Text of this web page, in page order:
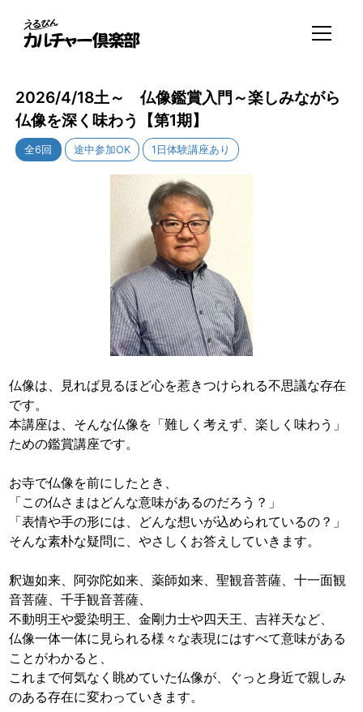
2026/4/18土～ 仏像鑑賞入門～楽しみながら
仏像を深く味わう【第1期】
全6回 途中参加OK 1日体験講座あり
仏像は、見れば見るほど心を惹きつけられる不思議な存在
です。
本講座は、そんな仏像を「難しく考えず、楽しく味わう」
ための鑑賞講座です。
お寺で仏像を前にしたとき、
「この仏さまはどんな意味があるのだろう？」
「表情や手の形には、どんな想いが込められているの？」
そんな素朴な疑問に、やさしくお答えしていきます。
釈迦如来、阿弥陀如来、薬師如来、聖観音菩薩、十一面観
音菩薩、千手観音菩薩、
不動明王や愛染明王、金剛力士や四天王、吉祥天など、
仏像一体一体に見られる様々な表現にはすべて意味がある
ことがわかると、
これまで何気なく眺めていた仏像が、ぐっと身近で親しみ
のある存在に変わっていきます。